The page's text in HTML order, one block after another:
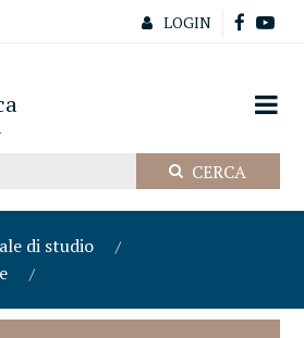
LOGIN
di studio